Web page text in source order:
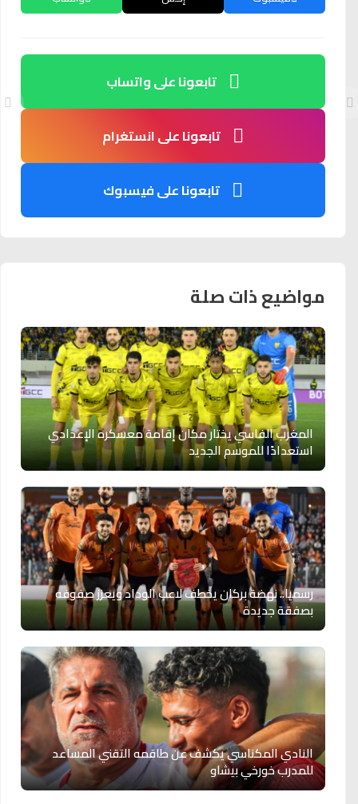
تابعونا على واتساب
تابعونا على انستغرام
تابعونا على فيسبوك
مواضيع ذات صلة
المغرب الفاسي يختار مكان إقامة معسكره الإعدادي
استعدادًا للموسم الجديد
رسميا.. نهضة بركان يخطف لاعب الوداد ويعزز صفوفه
بصفقة جديدة
النادي المكناسي يكشف عن طاقمه التقني المساعد
للمدرب خورخي بيشاو